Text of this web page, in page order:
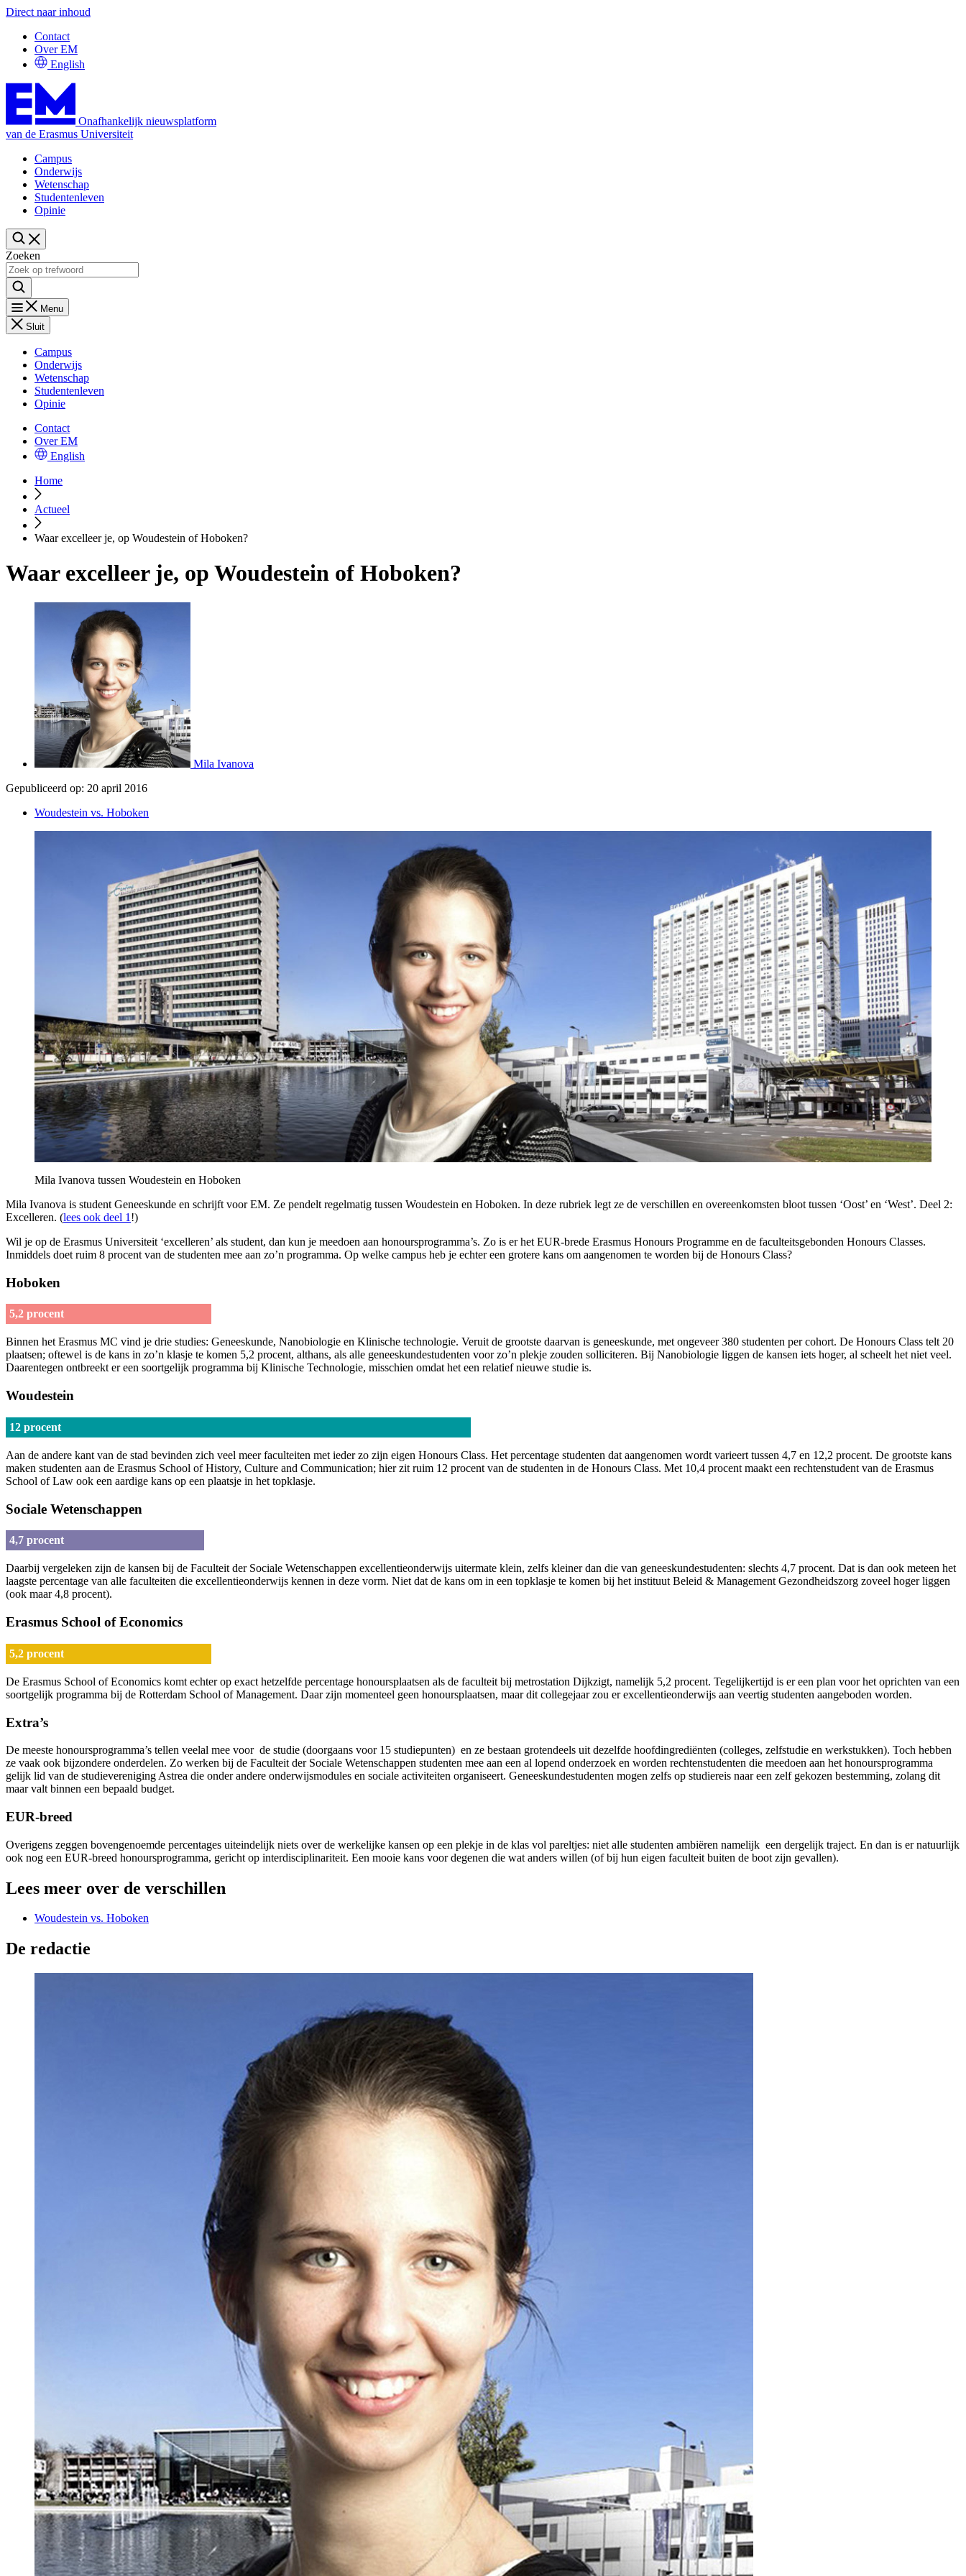
Direct naar inhoud
Contact
Over EM
English
Onafhankelijk nieuwsplatform
van de Erasmus Universiteit
Campus
Onderwijs
Wetenschap
Studentenleven
Opinie
Zoeken
Menu
Sluit
Campus
Onderwijs
Wetenschap
Studentenleven
Opinie
Contact
Over EM
English
Home
Actueel
Waar excelleer je, op Woudestein of Hoboken?
Waar excelleer je, op Woudestein of Hoboken?
Mila Ivanova
Gepubliceerd op: 20 april 2016
Woudestein vs. Hoboken
Mila Ivanova tussen Woudestein en Hoboken
Mila Ivanova is student Geneeskunde en schrijft voor EM. Ze pendelt regelmatig tussen Woudestein en Hoboken. In deze rubriek legt ze de verschillen en overeenkomsten bloot tussen ‘Oost’ en ‘West’. Deel 2:
Excelleren. (lees ook deel 1 !)
Wil je op de Erasmus Universiteit ‘excelleren’ als student, dan kun je meedoen aan honoursprogramma’s. Zo is er het EUR-brede Erasmus Honours Programme en de faculteitsgebonden Honours Classes.
Inmiddels doet ruim 8 procent van de studenten mee aan zo’n programma. Op welke campus heb je echter een grotere kans om aangenomen te worden bij de Honours Class?
Hoboken
5,2 procent
Binnen het Erasmus MC vind je drie studies: Geneeskunde, Nanobiologie en Klinische technologie. Veruit de grootste daarvan is geneeskunde, met ongeveer 380 studenten per cohort. De Honours Class telt 20
plaatsen; oftewel is de kans in zo’n klasje te komen 5,2 procent, althans, als alle geneeskundestudenten voor zo’n plekje zouden solliciteren. Bij Nanobiologie liggen de kansen iets hoger, al scheelt het niet veel.
Daarentegen ontbreekt er een soortgelijk programma bij Klinische Technologie, misschien omdat het een relatief nieuwe studie is.
Woudestein
12 procent
Aan de andere kant van de stad bevinden zich veel meer faculteiten met ieder zo zijn eigen Honours Class. Het percentage studenten dat aangenomen wordt varieert tussen 4,7 en 12,2 procent. De grootste kans
maken studenten aan de Erasmus School of History, Culture and Communication; hier zit ruim 12 procent van de studenten in de Honours Class. Met 10,4 procent maakt een rechtenstudent van de Erasmus
School of Law ook een aardige kans op een plaatsje in het topklasje.
Sociale Wetenschappen
4,7 procent
Daarbij vergeleken zijn de kansen bij de Faculteit der Sociale Wetenschappen excellentieonderwijs uitermate klein, zelfs kleiner dan die van geneeskundestudenten: slechts 4,7 procent. Dat is dan ook meteen het
laagste percentage van alle faculteiten die excellentieonderwijs kennen in deze vorm. Niet dat de kans om in een topklasje te komen bij het instituut Beleid & Management Gezondheidszorg zoveel hoger liggen
(ook maar 4,8 procent).
Erasmus School of Economics
5,2 procent
De Erasmus School of Economics komt echter op exact hetzelfde percentage honoursplaatsen als de faculteit bij metrostation Dijkzigt, namelijk 5,2 procent. Tegelijkertijd is er een plan voor het oprichten van een
soortgelijk programma bij de Rotterdam School of Management. Daar zijn momenteel geen honoursplaatsen, maar dit collegejaar zou er excellentieonderwijs aan veertig studenten aangeboden worden.
Extra’s
De meeste honoursprogramma’s tellen veelal mee voor de studie (doorgaans voor 15 studiepunten) en ze bestaan grotendeels uit dezelfde hoofdingrediënten (colleges, zelfstudie en werkstukken). Toch hebben
ze vaak ook bijzondere onderdelen. Zo werken bij de Faculteit der Sociale Wetenschappen studenten mee aan een al lopend onderzoek en worden rechtenstudenten die meedoen aan het honoursprogramma
gelijk lid van de studievereniging Astrea die onder andere onderwijsmodules en sociale activiteiten organiseert. Geneeskundestudenten mogen zelfs op studiereis naar een zelf gekozen bestemming, zolang dit
maar valt binnen een bepaald budget.
EUR-breed
Overigens zeggen bovengenoemde percentages uiteindelijk niets over de werkelijke kansen op een plekje in de klas vol pareltjes: niet alle studenten ambiëren namelijk een dergelijk traject. En dan is er natuurlijk
ook nog een EUR-breed honoursprogramma, gericht op interdisciplinariteit. Een mooie kans voor degenen die wat anders willen (of bij hun eigen faculteit buiten de boot zijn gevallen).
Lees meer over de verschillen
Woudestein vs. Hoboken
De redactie